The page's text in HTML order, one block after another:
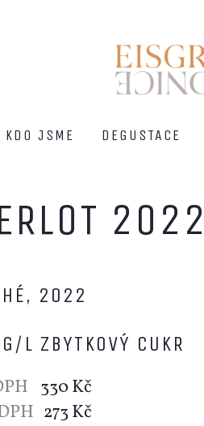
KDO JSME DEGUSTACE
2022
2022
L ZBYTKOVÝ CUKR
330 Kč
273 Kč